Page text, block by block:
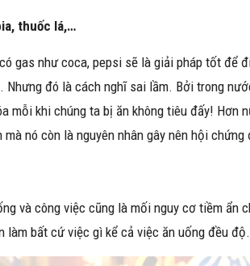
thuốc lá,…
gas như coca, pepsi sẽ là giải pháp tốt để
đó là cách nghĩ sai lầm. Bởi trong
mỗi khi chúng ta bị ăn không tiêu đấy! Hơn
nó còn là nguyên nhân gây nên hội
và công việc cũng là mối nguy cơ tiềm ẩn
làm bất cứ việc gì kể cả việc ăn uống đều độ.